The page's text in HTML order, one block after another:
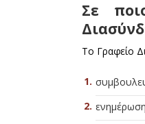
Σε
Το Γραφείο
ενημέρωση